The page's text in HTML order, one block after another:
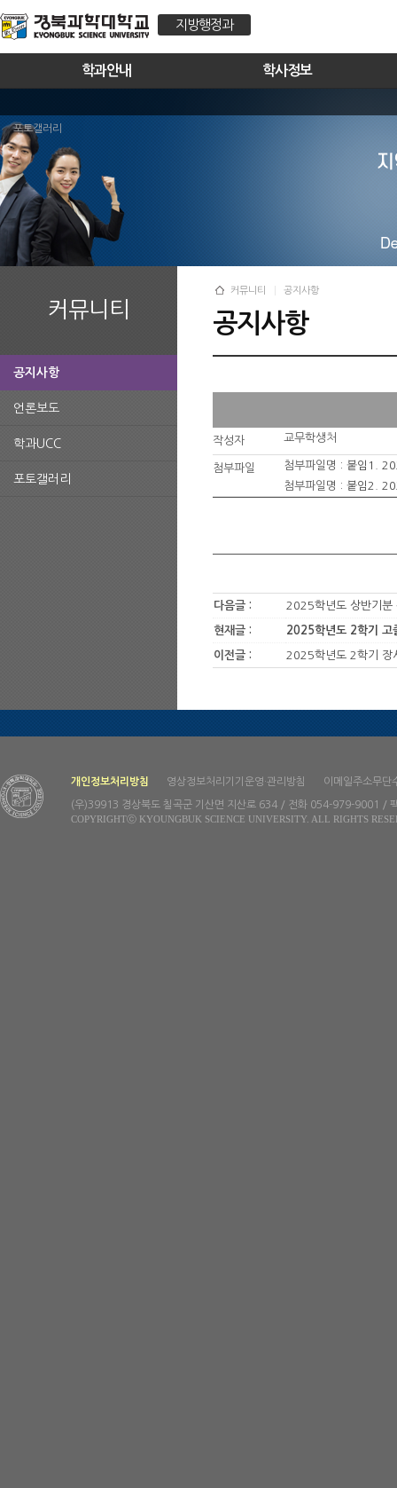
지방행정과
학과안내 학사정보
포토갤러리
커뮤니티
공지사항
언론보도
학과UCC
포토갤러리
커뮤니티 공지사항
공지사항
작성자 교무학생처
첨부파일 첨부파일명 : 붙임1.
첨부파일명 : 붙임2.
다음글 : 2025학년도 상반기분
현재글 : 2025학년도 2학기 고
이전글 : 2025학년도 2학기 장
개인정보처리방침 영상정보처리기기운영·관리방침 이메일주소무단
(우)39913 경상북도 칠곡군 기산면 지산로 634 / 전화 054-979-9001 /
COPYRIGHTⓒ KYOUNGBUK SCIENCE UNIVERSITY. ALL RIGHTS